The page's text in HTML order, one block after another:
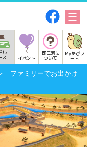
ルコ
ス イベント
西三河に
ついて
Myたびノ
ート
ファミリーでお出かけ